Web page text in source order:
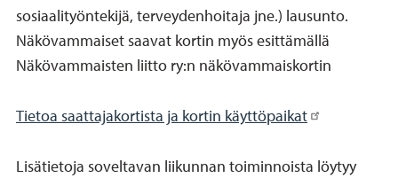
sosiaalityöntekijä, terveydenhoitaja jne.) lausunto.
Näkövammaiset saavat kortin myös esittämällä
Näkövammaisten liitto ry:n näkövammaiskortin
Tietoa saattajakortista ja kortin käyttöpaikat
Lisätietoja soveltavan liikunnan toiminnoista löytyy